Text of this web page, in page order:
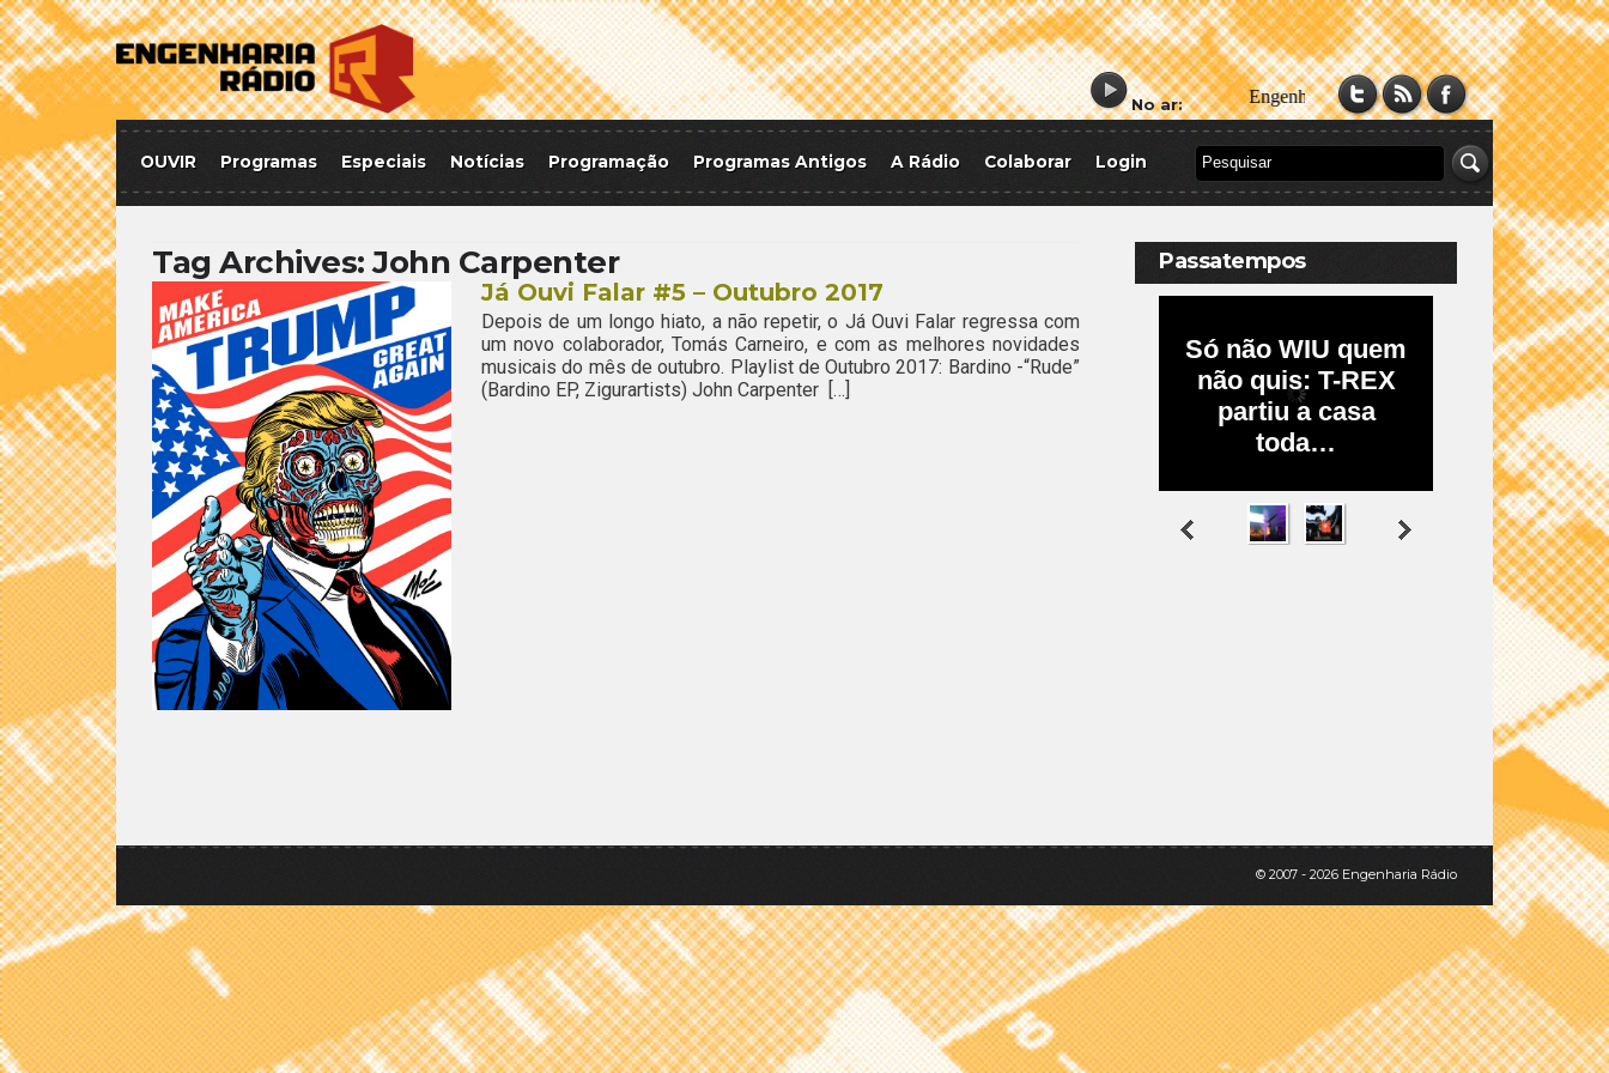
No ar:
OUVIR Programas Especiais Notícias Programação Programas Antigos A Rádio Colaborar Login
Tag Archives:John Carpenter
Já Ouvi Falar #5 – Outubro 2017
Depois de um longo hiato, a não repetir, o Já Ouvi Falar regressa com
um novo colaborador, Tomás Carneiro, e com as melhores novidades
musicais do mês de outubro. Playlist de Outubro 2017: Bardino -“Rude”
(Bardino EP, Zigurartists) John Carpenter […]
Passatempos
© 2007 - 2026 Engenharia Rádio